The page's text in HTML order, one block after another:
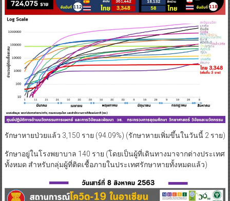
รักษาหายป่วยแล้ว 3,150 ราย (94.09%) (รักษาหายเพิ่มขึ้นในวันนี้ 2 ราย)
รักษาอยู่ในโรงพยาบาล 140 ราย (โดยเป็นผู้ที่เดินทางมาจากต่างประเทศ
ทั้งหมด สำหรับกลุ่มผู้ที่ติดเชื้อภายในประเทศรักษาหายทั้งหมดแล้ว)